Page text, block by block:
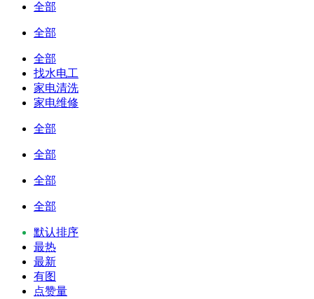
全部
全部
全部
找水电工
家电清洗
家电维修
全部
全部
全部
全部
默认排序
最热
最新
有图
点赞量